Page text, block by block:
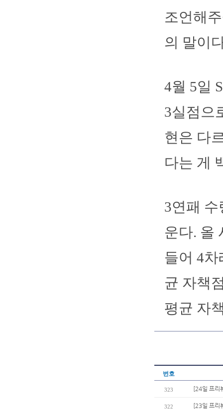
조언해
의 말이
4월 5일
3실점으
현은 다
다는 게
3연패
운다. 올
들어 4
균 자책
평균 자
번호
323 [24일 프리
322 [23일 프리